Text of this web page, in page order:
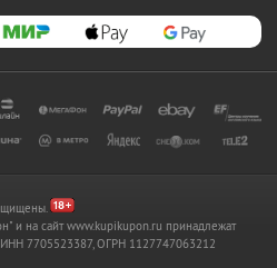
и на сайт www.kupikupon.ru принадлежат
7705523387, ОГРН 1127747063212